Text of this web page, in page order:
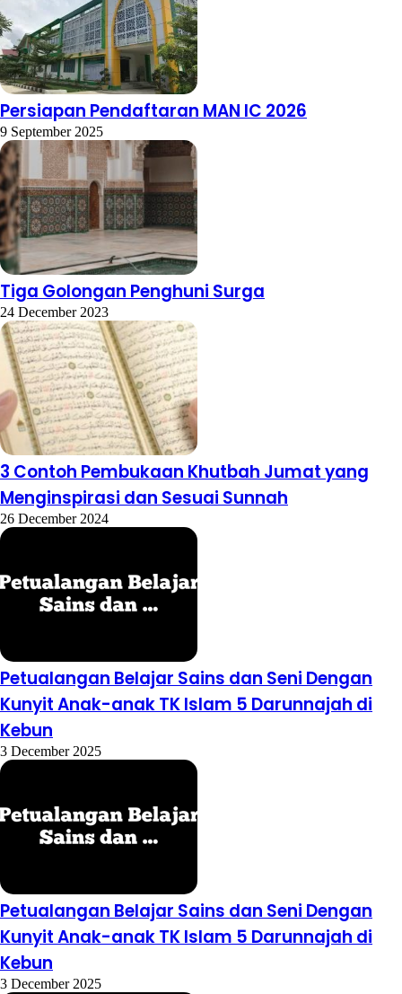
Persiapan Pendaftaran MAN IC 2026
9 September 2025
Tiga Golongan Penghuni Surga
24 December 2023
3 Contoh Pembukaan Khutbah Jumat yang
Menginspirasi dan Sesuai Sunnah
26 December 2024
Petualangan Belajar Sains dan Seni Dengan
Kunyit Anak-anak TK Islam 5 Darunnajah di
Kebun
3 December 2025
Petualangan Belajar Sains dan Seni Dengan
Kunyit Anak-anak TK Islam 5 Darunnajah di
Kebun
3 December 2025